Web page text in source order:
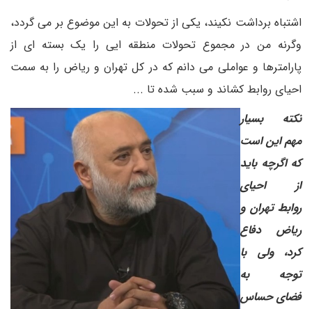
اشتباه برداشت نکیند، یکی از تحولات به این موضوع بر می گردد،
وگرنه من در مجموع تحولات منطقه ایی را یک بسته ای از
پارامترها و عواملی می دانم که در کل تهران و ریاض را به سمت
احیای روابط کشاند و سبب شده تا ...
نکته بسیار
مهم این است
که اگرچه باید
از احیای
روابط تهران و
ریاض دفاع
کرد، ولی با
توجه به
فضای حساس